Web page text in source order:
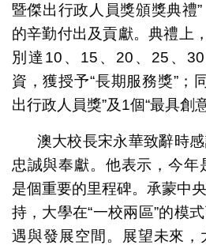
暨傑出行政人員獎頒獎典禮
的辛勤付出及貢獻。典禮上
別達10、15、20、25、
資，獲授予“長期服務獎”；
出行政人員獎”及1個“最具創
澳大校長宋永華致辭時
忠誠與奉獻。他表示，今年
是個重要的里程碑。承蒙中
持，大學在“一校兩區”的模
遇與發展空間。展望未來，